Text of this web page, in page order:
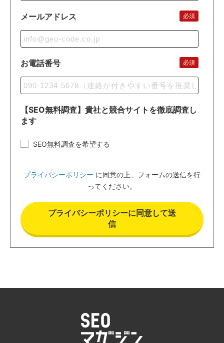
メールアドレス 必須
お電話番号 必須
【SEO無料調査】貴社と競合サイトを徹底調査し
ます
SEO無料調査を希望する
プライバシーポリシー に同意の上、フォームの送信を行
ってください。
プライバシーポリシーに同意して送
信